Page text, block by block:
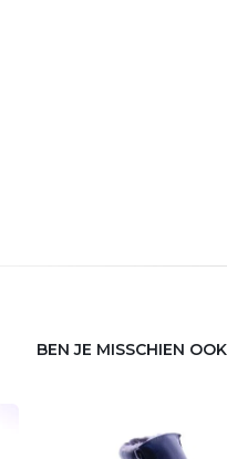
BEN JE MISSCHIEN